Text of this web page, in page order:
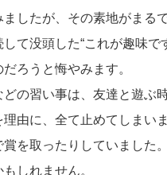
したが、その素地がまる
て没頭した“これが趣味で
ろうと悔やみます。
の習い事は、友達と遊ぶ
由に、全て止めてしまい
を取ったりしていました
しれません。